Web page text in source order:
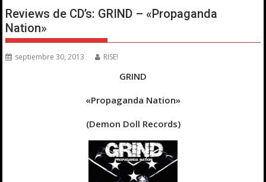
Reviews de CD’s: GRIND – «Propaganda
Nation»
septiembre 30, 2013 RISE!
GRIND
«Propaganda Nation»
(Demon Doll Records)